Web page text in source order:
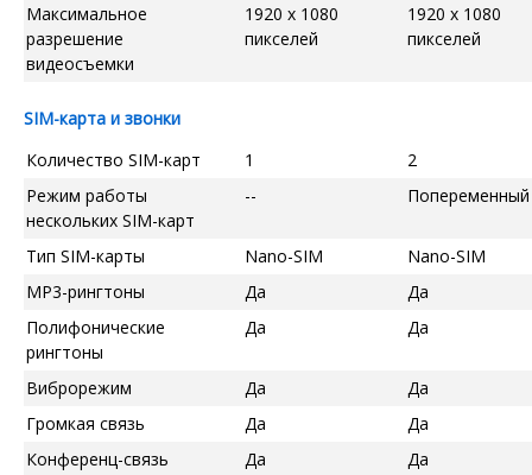
Максимальное
разрешение
видеосъемки
1920 x 1080
пикселей
1920 x 1080
пикселей
SIM-карта и звонки
Количество SIM-карт
1
2
Режим работы
нескольких SIM-карт
-- Попеременный
Тип SIM-карты Nano-SIM
Nano-SIM
MP3-рингтоны
Да
Да
Полифонические
рингтоны
Да Да
Виброрежим Да
Да
Громкая связь
Да
Да
Конференц-связь
Да
Да